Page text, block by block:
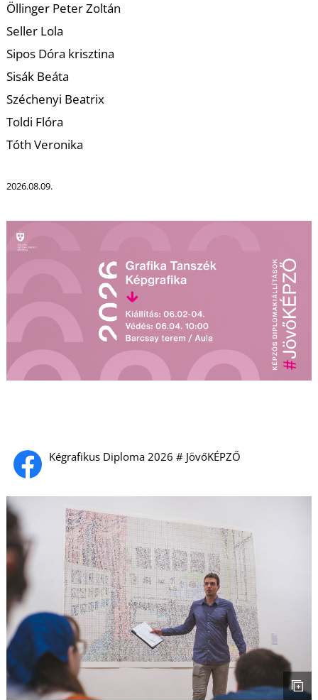
Kégrafikus Diploma 2026 # JövőKÉPZŐ
Öllinger Peter Zoltán
Seller Lola
Sipos Dóra krisztina
Sisák Beáta
Széchenyi Beatrix
Toldi Flóra
Tóth Veronika
2026.08.09.